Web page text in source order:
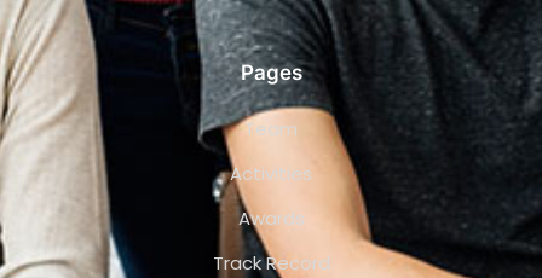
Pages
Team
Activities
Awards
Track Record